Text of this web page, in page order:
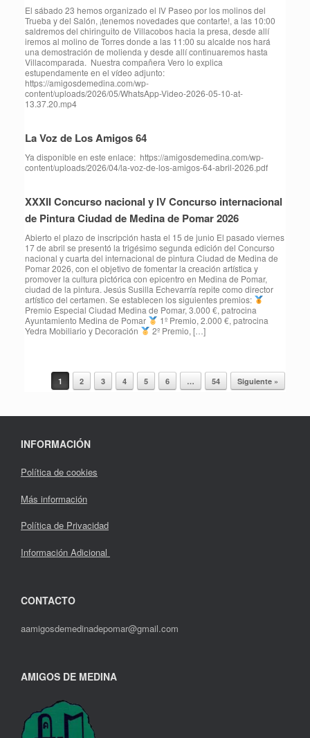
⁠El sábado 23 hemos organizado el IV Paseo por los molinos del
Trueba y del Salón, ¡tenemos novedades que contarte!, a las 10:00
saldremos del chiringuito de Villacobos hacia la presa, desde allí
iremos al molino de Torres donde a las 11:00 su alcalde nos hará
una demostración de molienda y desde allí continuaremos hasta
Villacomparada. Nuestra compañera Vero lo explica
estupendamente en el vídeo adjunto:
https://amigosdemedina.com/wp-
content/uploads/2026/05/WhatsApp-Video-2026-05-10-at-
13.37.20.mp4
La Voz de Los Amigos 64
Ya disponible en este enlace: https://amigosdemedina.com/wp-
content/uploads/2026/04/la-voz-de-los-amigos-64-abril-2026.pdf
XXXII Concurso nacional y IV Concurso internacional
de Pintura Ciudad de Medina de Pomar 2026
Abierto el plazo de inscripción hasta el 15 de junio El pasado viernes
17 de abril se presentó la trigésimo segunda edición del Concurso
nacional y cuarta del internacional de pintura Ciudad de Medina de
Pomar 2026, con el objetivo de fomentar la creación artística y
promover la cultura pictórica con epicentro en Medina de Pomar,
ciudad de la pintura. Jesús Susilla Echevarría repite como director
artístico del certamen. Se establecen los siguientes premios:
Premio Especial Ciudad Medina de Pomar, 3.000 €, patrocina
Ayuntamiento Medina de Pomar
1º Premio, 2.000 €, patrocina
Yedra Mobiliario y Decoración
2º Premio, […]
Navegador de artículos
1 2 3 4 5 6 … 54 Siguiente »
INFORMACIÓN
Política de cookies
Más información
Política de Privacidad
Información Adicional
CONTACTO
aamigosdemedinadepomar@gmail.com
AMIGOS DE MEDINA